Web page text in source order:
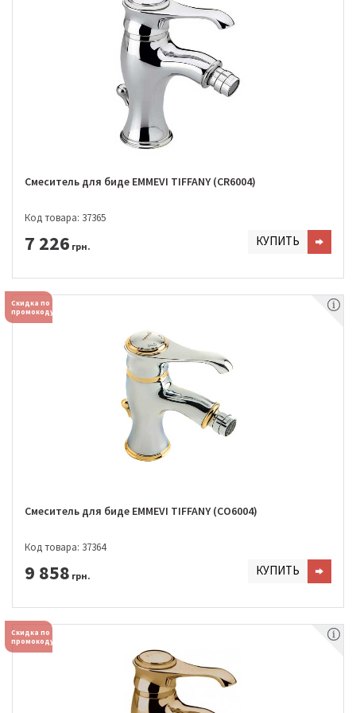
Смеситель для биде EMMEVI TIFFANY (CR6004)
Код товара: 37365
7 226 грн. КУПИТЬ
Скидка по
промокоду
Смеситель для биде EMMEVI TIFFANY (CO6004)
Код товара: 37364
9 858 грн. КУПИТЬ
Скидка по
промокоду